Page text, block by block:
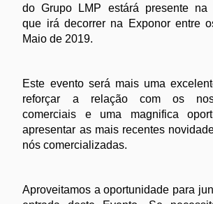
do Grupo LMP estárá presente na
que irá decorrer na Exponor entre
Maio de 2019.
Este evento será mais uma
reforçar a relação com os
comerciais e uma magnifica
apresentar as mais recentes
nós comercializadas.
Aproveitamos a oportunidade para